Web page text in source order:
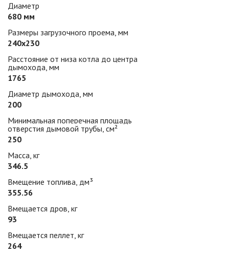
Диаметр
680 мм
Размеры загрузочного проема, мм
240х230
Расстояние от низа котла до центра
дымохода, мм
1765
Диаметр дымохода, мм
200
Минимальная поперечная площадь
отверстия дымовой трубы, см²
250
Масса, кг
346.5
Вмещение топлива, дм³
355.56
Вмещается дров, кг
93
Вмещается пеллет, кг
264